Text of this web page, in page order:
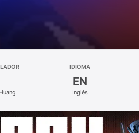
IDIOMA
EN
Inglés